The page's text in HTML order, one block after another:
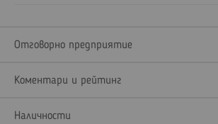
Отговорно предприятие
Коментари и рейтинг
Наличности